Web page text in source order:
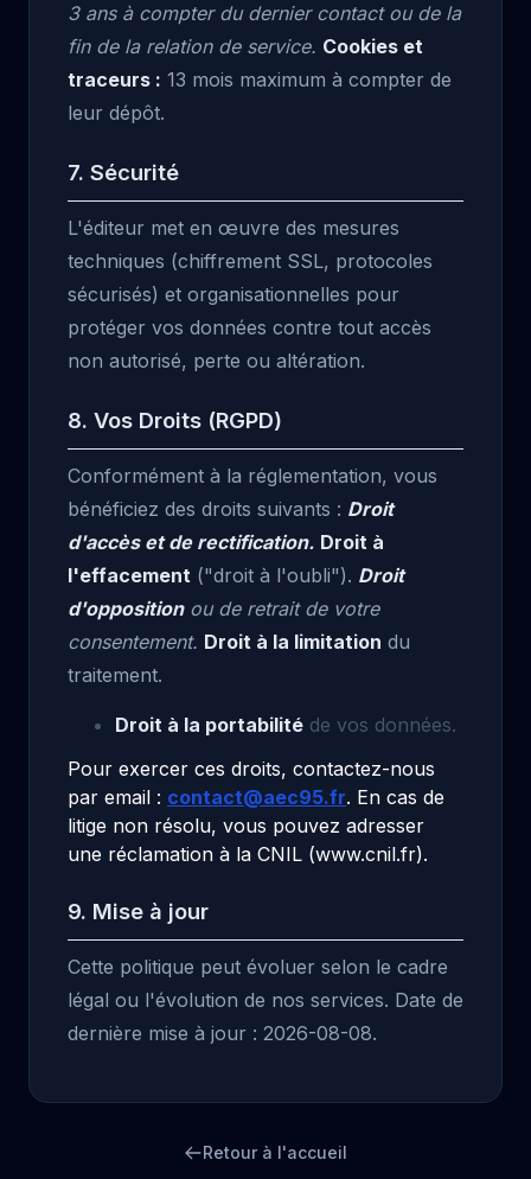
3 ans à compter du dernier contact ou de la
fin de la relation de service. Cookies et
traceurs : 13 mois maximum à compter de
leur dépôt.
7. Sécurité
L'éditeur met en œuvre des mesures
techniques (chiffrement SSL, protocoles
sécurisés) et organisationnelles pour
protéger vos données contre tout accès
non autorisé, perte ou altération.
8. Vos Droits (RGPD)
Conformément à la réglementation, vous
bénéficiez des droits suivants : Droit
d'accès et de rectification. Droit à
l'effacement ("droit à l'oubli"). Droit
d'oppositionou de retrait de votre
consentement. Droit à la limitation du
traitement.
Droit à la portabilité de vos données.
Pour exercer ces droits, contactez-nous
par email : contact@aec95.fr. En cas de
litige non résolu, vous pouvez adresser
une réclamation à la CNIL (www.cnil.fr).
9. Mise à jour
Cette politique peut évoluer selon le cadre
légal ou l'évolution de nos services. Date de
dernière mise à jour : 2026-08-08.
Retour à l'accueil